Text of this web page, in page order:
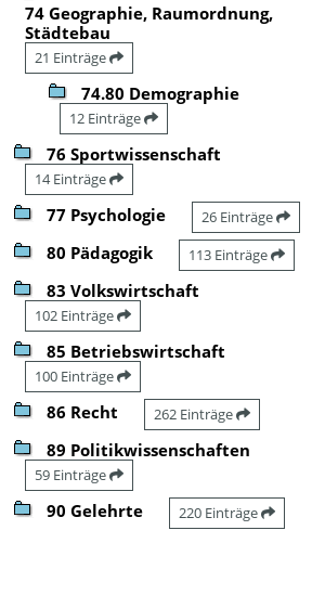
74 Geographie, Raumordnung,
Städtebau
21 Einträge
74.80 Demographie
12 Einträge
76 Sportwissenschaft
14 Einträge
77 Psychologie 26 Einträge
80 Pädagogik 113 Einträge
83 Volkswirtschaft
102 Einträge
85 Betriebswirtschaft
100 Einträge
86 Recht 262 Einträge
89 Politikwissenschaften
59 Einträge
90 Gelehrte 220 Einträge